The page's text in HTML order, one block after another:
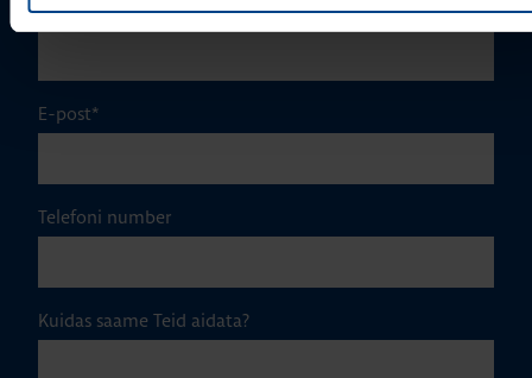
Ettevõte
E-post*
Telefoni number
Kuidas saame Teid aidata?